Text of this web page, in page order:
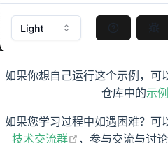
如果你想自己运行这个示例，可
仓库中的示
如果您学习过程中如遇困难？可
技术交流群
open in new
，参与交流与讨